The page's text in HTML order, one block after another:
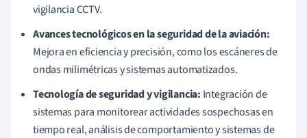
vigilancia CCTV.
Avances tecnológicos en la seguridad de la aviación:
Mejora en eficiencia y precisión, como los escáneres de
ondas milimétricas y sistemas automatizados.
Tecnología de seguridad y vigilancia: Integración de
sistemas para monitorear actividades sospechosas en
tiempo real, análisis de comportamiento y sistemas de